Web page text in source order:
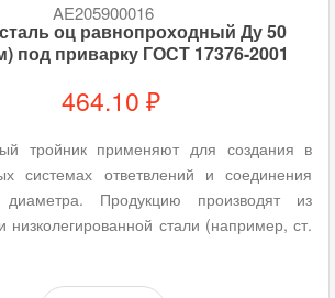
AE205900016
оц равнопроходный Ду 50
под приварку ГОСТ 17376-2001
464.10 ₽
тройник применяют для создания в
системах ответвлений и соединения
Продукцию производят из
низколегированной стали (например, ст.